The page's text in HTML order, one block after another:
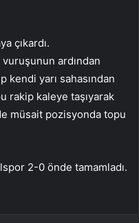
çıkardı.
vuruşunun ardından
kendi yarı sahasından
rakip kaleye taşıyarak
müsait pozisyonda topu
2-0 önde tamamladı.